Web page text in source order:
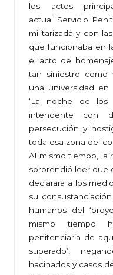
los actos
actual Servicio
militarizada y con
que funcionaba en
el acto de
tan siniestro como
una universidad
‘La noche de los
intendente con
persecución y
toda esa zona del
Al mismo tiempo, la
sorprendió leer que
declarara a los
su
humanos del
mismo tiempo
penitenciaria de
superado’,
hacinados y casos